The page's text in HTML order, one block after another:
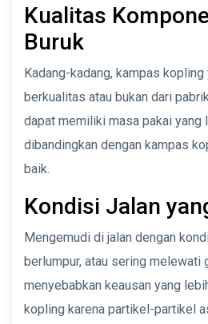
Kualitas
Buruk
Kadang-kadang, kampas kopling
berkualitas atau bukan dari
dapat memiliki masa pakai yang
dibandingkan dengan kampas
baik.
Kondisi Jalan
Mengemudi di jalan dengan
berlumpur, atau sering melewati
menyebabkan keausan yang
kopling karena partikel-partikel